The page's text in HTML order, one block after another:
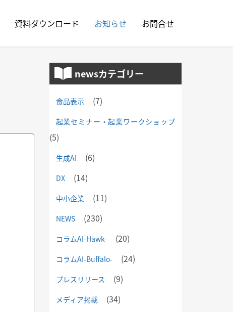
資料ダウンロード お知らせ お問合せ
newsカテゴリー
食品表示 (7)
起業セミナー・起業ワークショップ
(5)
生成AI (6)
DX (14)
中小企業 (11)
NEWS (230)
コラムAI-Hawk- (20)
コラムAI-Buffalo- (24)
プレスリリース (9)
メディア掲載 (34)